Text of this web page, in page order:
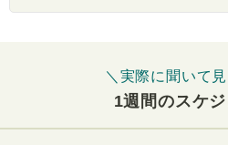
＼実際に聞いて
1週間のスケ